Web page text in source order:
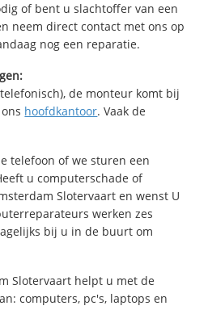
of bent u slachtoffer van een
neem direct contact met ons op
nog een reparatie.
de monteur komt bij
hoofdkantoor. Vaak de
telefoon of we sturen een
u computerschade of
Slotervaart en wenst U
werken zes
bij u in de buurt om
Slotervaart helpt u met de
computers, pc's, laptops en